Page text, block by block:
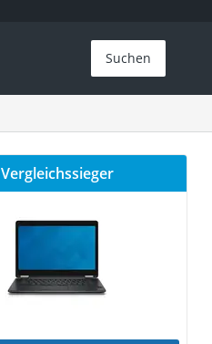
Suchen
Vergleichssieger